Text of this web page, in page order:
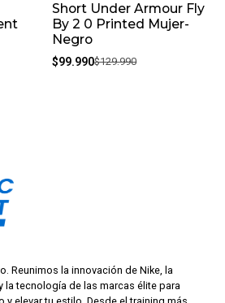
-23%
Short Under Armour Fly
By 2 0 Printed Mujer-
Negro
$99.990$129.990
Reunimos la innovación de Nike, la
la tecnología de las marcas élite para